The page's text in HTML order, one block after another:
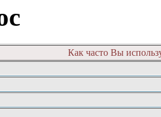
Как часто Вы